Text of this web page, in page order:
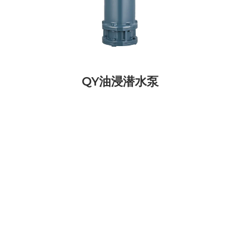
QY油浸潜水泵